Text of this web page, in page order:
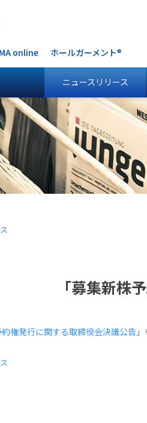
ニュースリリース
online ホールガーメント®
「募集新株
約権発行に関する取締役会決議公告」